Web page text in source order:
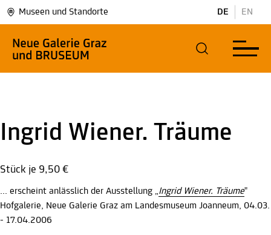
Museen und Standorte DE EN
Ingrid Wiener. Träume
Stück je 9,50 €
... erscheint anlässlich der Ausstellung „Ingrid Wiener. Träume"
Hofgalerie, Neue Galerie Graz am Landesmuseum Joanneum, 04.03.
- 17.04.2006